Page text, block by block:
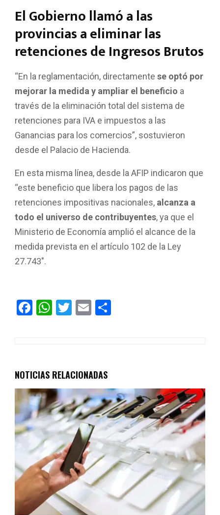
El Gobierno llamó a las
provincias a eliminar las
retenciones de Ingresos Brutos
“En la reglamentación, directamente se optó por
mejorar la medida y ampliar el beneficio a
través de la eliminación total del sistema de
retenciones para IVA e impuestos a las
Ganancias para los comercios”, sostuvieron
desde el Palacio de Hacienda.
En esta misma línea, desde la AFIP indicaron que
“este beneficio que libera los pagos de las
retenciones impositivas nacionales, alcanza a
todo el universo de contribuyentes, ya que el
Ministerio de Economía amplió el alcance de la
medida prevista en el artículo 102 de la Ley
27.743″.
F
o
o
k
W
A
p
p
T
E
tir
NOTICIAS RELACIONADAS